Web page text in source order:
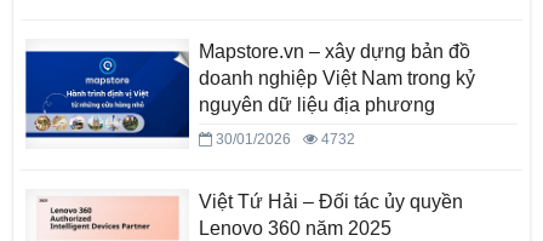
Mapstore.vn – xây dựng bản đồ
doanh nghiệp Việt Nam trong kỷ
nguyên dữ liệu địa phương
30/01/2026 4732
Việt Tứ Hải – Đối tác ủy quyền
Lenovo 360 năm 2025